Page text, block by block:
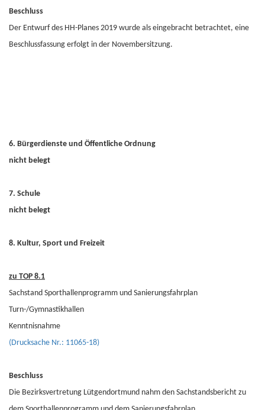
Beschluss
Der Entwurf des HH-Planes 2019 wurde als eingebracht betrachtet, eine
Beschlussfassung erfolgt in der Novembersitzung.
6. Bürgerdienste und Öffentliche Ordnung
nicht belegt
7. Schule
nicht belegt
8. Kultur, Sport und Freizeit
zu TOP 8.1
Sachstand Sporthallenprogramm und Sanierungsfahrplan
Turn-/Gymnastikhallen
Kenntnisnahme
(Drucksache Nr.: 11065-18)
Beschluss
Die Bezirksvertretung Lütgendortmund nahm den Sachstandsbericht zu